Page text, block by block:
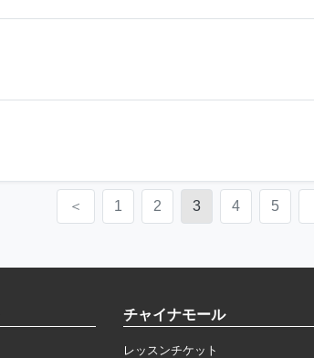
＜ 1 2 3 4 5
チャイナモール
レッスンチケット